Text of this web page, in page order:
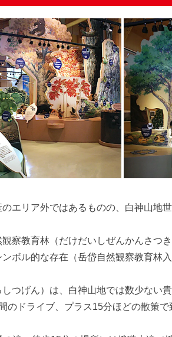
エリア外ではあるものの、白神山地
察教育林（だけだいしぜんかんさつ
ボル的な存在（岳岱自然観察教育林
つげん）は、白神山地では数少ない
のドライブ、プラス15分ほどの散策で